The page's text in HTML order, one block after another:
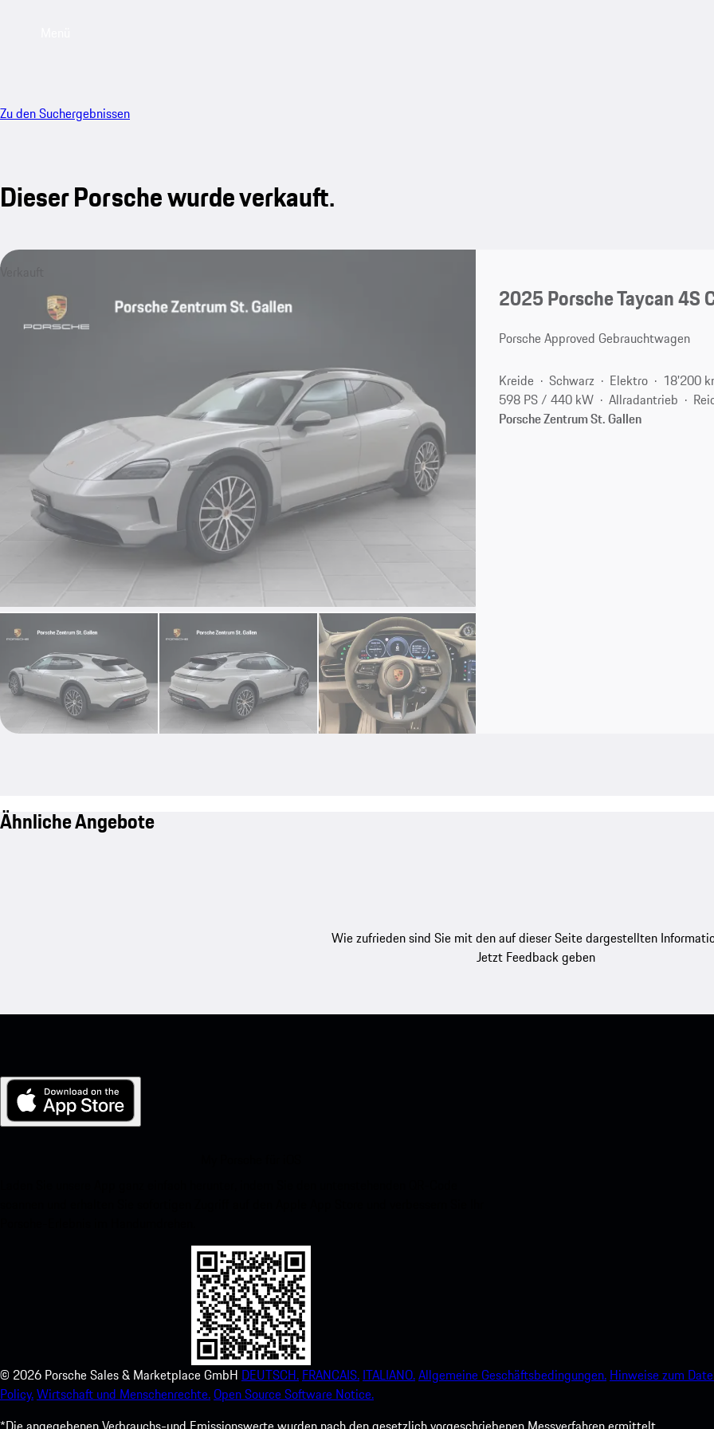
Zu den Suchergebnissen
Dieser Porsche wurde verkauft.
Verkauft
2025 Porsche Taycan 4S
Porsche Approved Gebrauchtwagen
Kreide Schwarz Elektro 18'200
598 PS / 440 kW
Allradantrieb
Porsche Zentrum St. Gallen
Ähnliche Angebote
Wie zufrieden sind Sie mit den auf dieser Seite dargestellten
Jetzt Feedback geben
© 2026 Porsche Sales & Marketplace GmbH DEUTSCH. FRANCAIS. ITALIANO.Allgemeine Geschäftsbedingungen. Hinweise zum
Policy.Wirtschaft und Menschenrechte.Open Source Software Notice.